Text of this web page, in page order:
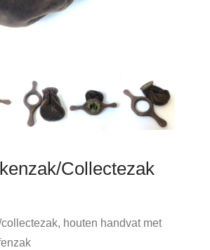
Collectezak
houten handvat met